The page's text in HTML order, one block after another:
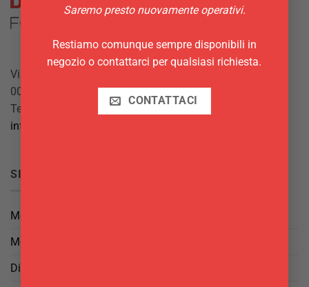
Saremo presto nuovamente operativi.
Restiamo comunque sempre disponibili in
negozio o contattarci per qualsiasi richiesta.
CONTATTACI
Via Giuseppe Mazzini, 10
00042 Anzio (RM)
Tel.
info@delgattoforniture.it
SICUREZZA
Metodi di Pagamento
Metodi di Spedizione
Diritto di Reso